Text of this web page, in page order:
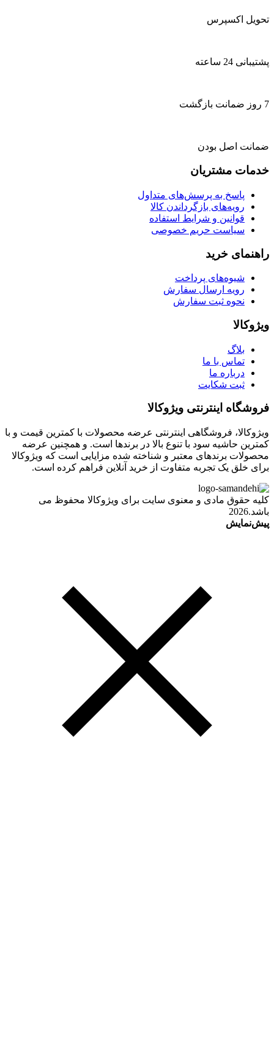
تحویل اکسپرس
پشتیبانی 24 ساعته
7 روز ضمانت بازگشت
ضمانت اصل بودن
خدمات مشتریان
پاسخ به پرسش‌های متداول
رویه‌های بازگرداندن کالا
قوانین و شرایط استفاده
سیاست حریم خصوصی
راهنمای خرید
شیوه‌های پرداخت
رویه ارسال سفارش
نحوه ثبت سفارش
ویژوکالا
بلاگ
تماس با ما
درباره ما
ثبت شکایت
فروشگاه اینترنتی ویژوکالا
ویژوکالا، فروشگاهی اینترنتی عرضه محصولات با کمترین قیمت و با
کمترین حاشیه سود با تنوع بالا در برندها است. و همچنین عرضه
محصولات برندهای معتبر و شناخته شده مزایایی است که ویژوکالا
برای خلق یک تجربه متفاوت از خرید آنلاین فراهم کرده است.
کلیه حقوق مادی و معنوی سایت برای ویژوکالا محفوظ می
باشد.2026
پیش‌نمایش